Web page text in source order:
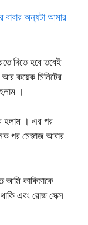
অন্যটা আমার
দিতে হবে তবেই
কয়েক মিনিটের
।
হলাম । এর পর
পর মেজাজ আবার
আমি কাকিমাকে
এবং রোজ সেক্স